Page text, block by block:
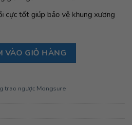
cực tốt giúp bảo vệ khung xương
lớn Mongsure Baby Lounger, Blue
VÀO GIỎ HÀNG
trao ngược Mongsure